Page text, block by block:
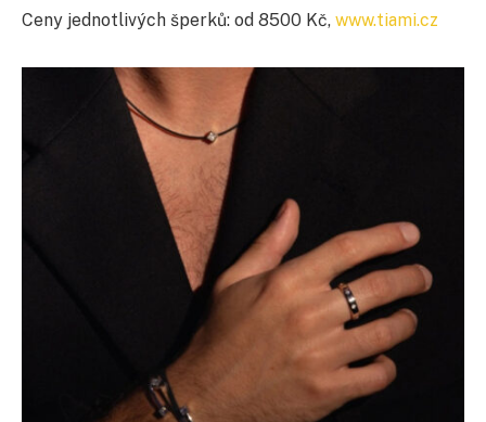
Ceny jednotlivých šperků: od 8500 Kč, www.tiami.cz